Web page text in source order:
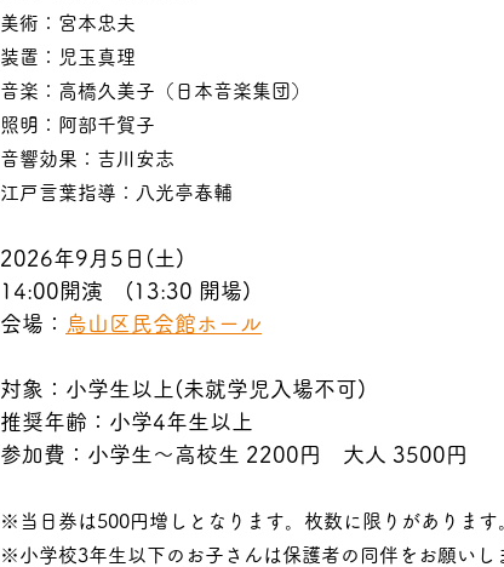
美術：宮本忠夫
装置：児玉真理
音楽：高橋久美子（日本音楽集団）
照明：阿部千賀子
音響効果：吉川安志
江戸言葉指導：八光亭春輔
2026年9月5日(土)
14:00開演　(13:30 開場)
会場：
烏山区民会館ホール
対象：小学生以上(未就学児入場不可)
推奨年齢：小学4年生以上
参加費：小学生～高校生 2200円　大人 3500円
※当日券は500円増しとなります。枚数に限りがあります
※小学校3年生以下のお子さんは保護者の同伴をお願いし